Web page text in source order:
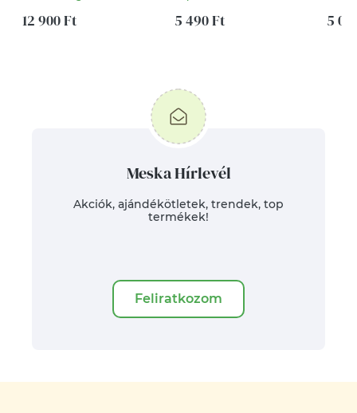
12 900 Ft 5 490 Ft 5
Meska Hírlevél
Akciók, ajándékötletek, trendek, top
termékek!
Feliratkozom